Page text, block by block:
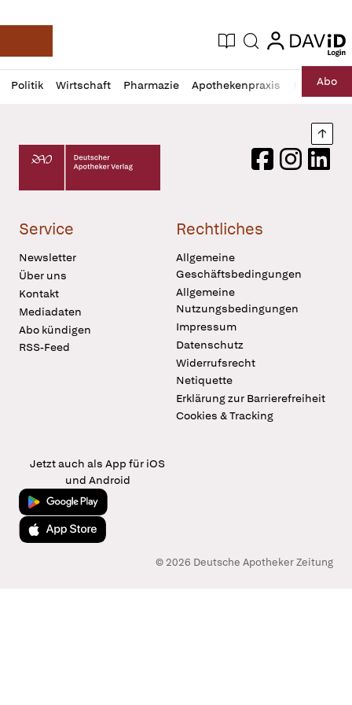
Deutsche Apotheker Zeitung
Aktuelle Ausgabe
Suche login
login
Politik Wirtschaft Pharmazie Apothekenpraxis RechtAbo
Profil
öffnen
Daz
Pur
Deutscher Apotheker Verlag Logo
FacebookInstagram
Service
Newsletter
Über uns
Kontakt
Mediadaten
Abo kündigen
RSS-Feed
Rechtliches
Allgemeine
Geschäftsbedingungen
Allgemeine
Nutzungsbedingungen
Impressum
Datenschutz
Widerrufsrecht
Netiquette
Erklärung zur Barrierefreiheit
Cookies & Tracking
Jetzt auch als App für iOS
und Android
Jetzt bei Google Play
Laden im App Store
© 2026 Deutsche Apotheker Zeitung